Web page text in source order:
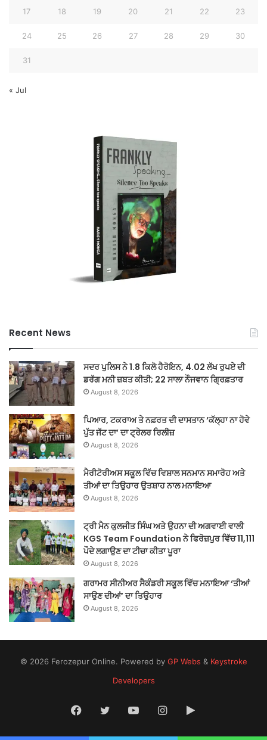
17 18 19 20 21 22 23
24 25 26 27 28 29 30
31
« Jul
Recent News
ਸਦਰ ਪੁਲਿਸ ਨੇ 1.8 ਕਿਲੋ ਹੈਰੋਇਨ, 4.02 ਲੱਖ ਰੁਪਏ ਦੀ
ਡਰੱਗ ਮਨੀ ਜ਼ਬਤ ਕੀਤੀ; 22 ਸਾਲਾ ਨੌਜਵਾਨ ਗ੍ਰਿਫ਼ਤਾਰ
August 8, 2026
ਪਿਆਰ, ਟਕਰਾਅ ਤੇ ਨਫ਼ਰਤ ਦੀ ਦਾਸਤਾਨ ‘ਕੱਲ੍ਹਾ ਨਾ ਹੋਵੇ
ਪੁੱਤ ਜੱਟ ਦਾ’ ਦਾ ਟ੍ਰੇਲਰ ਰਿਲੀਜ਼
August 8, 2026
ਮੈਰੀਟੋਰੀਅਸ ਸਕੂਲ ਵਿੱਚ ਵਿਸ਼ਾਲ ਸਨਮਾਨ ਸਮਾਰੋਹ ਅਤੇ
ਤੀਆਂ ਦਾ ਤਿਉਹਾਰ ਉਤਸ਼ਾਹ ਨਾਲ ਮਨਾਇਆ
August 8, 2026
ਟ੍ਰੀ ਮੈਨ ਕੁਲਜੀਤ ਸਿੰਘ ਅਤੇ ਉਹਨਾ ਦੀ ਅਗਵਾਈ ਵਾਲੀ
KGS Team Foundation ਨੇ ਫਿਰੋਜ਼ਪੁਰ ਵਿੱਚ 11,111
ਪੌਦੇ ਲਗਾਉਣ ਦਾ ਟੀਚਾ ਕੀਤਾ ਪੂਰਾ
August 8, 2026
ਗਰਾਮਰ ਸੀਨੀਅਰ ਸੈਕੰਡਰੀ ਸਕੂਲ ਵਿੱਚ ਮਨਾਇਆ ‘ਤੀਆਂ
ਸਾਉਣ ਦੀਆਂ’ ਦਾ ਤਿਉਹਾਰ
August 8, 2026
© 2026 Ferozepur Online. Powered by GP Webs & Keystroke
Developers
Facebook
TwitterYouTubeInstagram
Google